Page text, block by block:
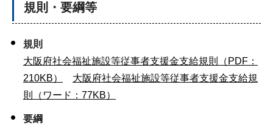
規則・要綱等
規則
大阪府社会福祉施設等従事者支援金支給規則（PDF：
210KB）
大阪府社会福祉施設等従事者支援金支給規
則（ワード：77KB）
要綱